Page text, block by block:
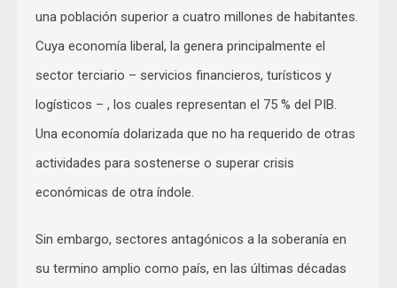
una población superior a cuatro millones de habitantes.
Cuya economía liberal, la genera principalmente el
sector terciario – servicios financieros, turísticos y
logísticos – , los cuales representan el 75 % del PIB.
Una economía dolarizada que no ha requerido de otras
actividades para sostenerse o superar crisis
económicas de otra índole.
Sin embargo, sectores antagónicos a la soberanía en
su termino amplio como país, en las últimas décadas